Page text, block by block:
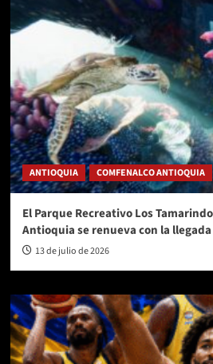
ANTIOQUIA COMFENALCO ANTIOQUIA
El Parque Recreativo Los
Antioquia se renueva con la
13 de julio de 2026